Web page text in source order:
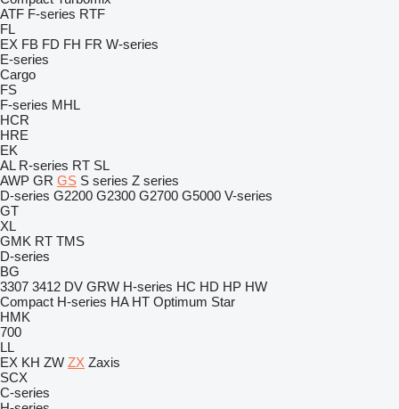
ATF F-series RTF
FL
EX FB FD FH FR W-series
E-series
Cargo
FS
F-series MHL
HCR
HRE
EK
AL R-series RT SL
AWP GR GS S series Z series
D-series G2200 G2300 G2700 G5000 V-series
GT
XL
GMK RT TMS
D-series
BG
3307 3412 DV GRW H-series HC HD HP HW
Compact H-series HA HT Optimum Star
HMK
700
LL
EX KH ZW ZX Zaxis
SCX
C-series